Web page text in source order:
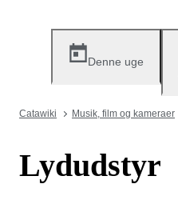
Denne uge
Catawiki Musik, film og kameraer
Lydudstyr